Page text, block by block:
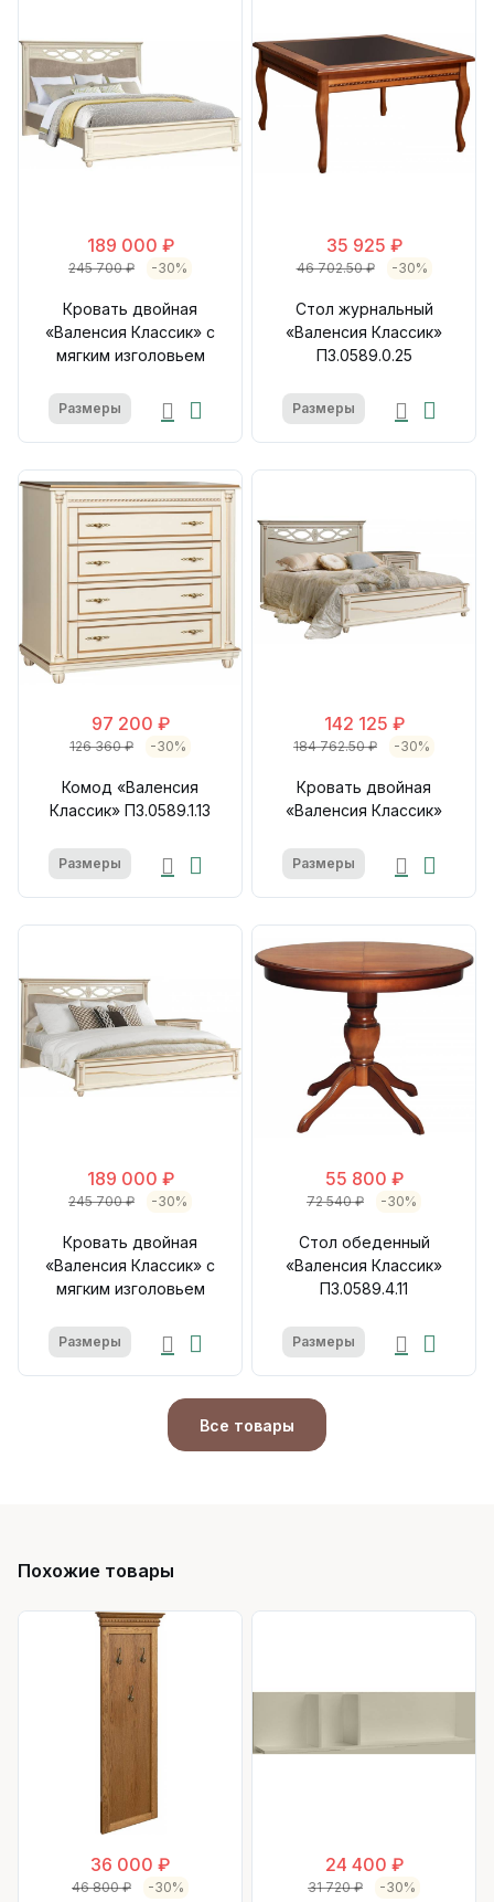
189 000 ₽
245 700 ₽ -30%
Кровать двойная
«Валенсия Классик» с
мягким изголовьем
Размеры
35 925 ₽
46 702.50 ₽ -30%
Стол журнальный
«Валенсия Классик»
П3.0589.0.25
Размеры
97 200 ₽
126 360 ₽ -30%
Комод «Валенсия
Классик» П3.0589.1.13
Размеры
142 125 ₽
184 762.50 ₽ -30%
Кровать двойная
«Валенсия Классик»
Размеры
189 000 ₽
245 700 ₽ -30%
Кровать двойная
«Валенсия Классик» с
мягким изголовьем
Размеры
55 800 ₽
72 540 ₽ -30%
Стол обеденный
«Валенсия Классик»
П3.0589.4.11
Размеры
Все товары
Похожие товары
36 000 ₽
46 800 ₽ -30%
24 400 ₽
31 720 ₽ -30%